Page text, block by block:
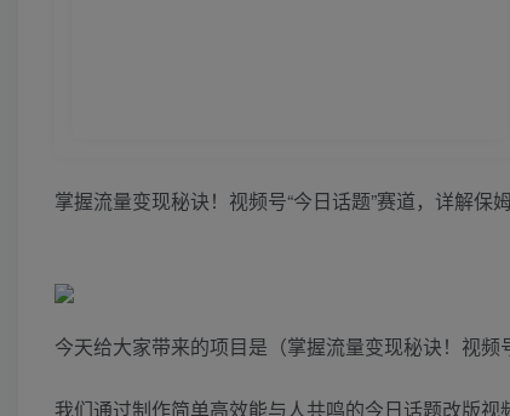
掌握流量变现秘诀！视频号“今日话题”赛道，详解保
今天给大家带来的项目是（掌握流量变现秘诀！视频
我们通过制作简单高效能与人共鸣的今日话题改版